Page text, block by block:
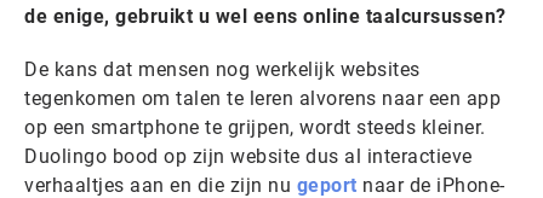
de enige, gebruikt u wel eens online taalcursussen?
De kans dat mensen nog werkelijk websites
tegenkomen om talen te leren alvorens naar een app
op een smartphone te grijpen, wordt steeds kleiner.
Duolingo bood op zijn website dus al interactieve
verhaaltjes aan en die zijn nu geport naar de iPhone-